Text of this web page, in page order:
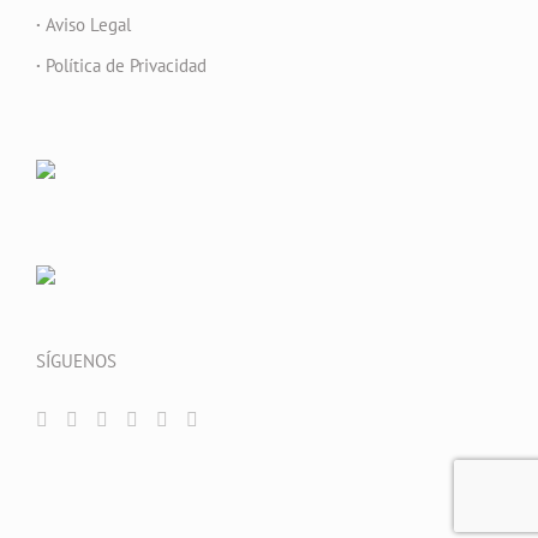
· Aviso Legal
· Política de Privacidad
SÍGUENOS